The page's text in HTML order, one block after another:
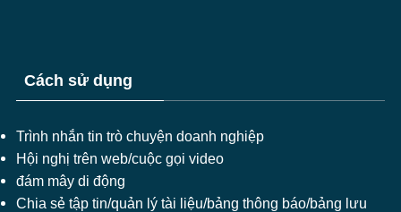
Cách sử dụng
Trình nhắn tin trò chuyện doanh nghiệp
Hội nghị trên web/cuộc gọi video
đám mây di động
Chia sẻ tập tin/quản lý tài liệu/bảng thông báo/bảng lưu